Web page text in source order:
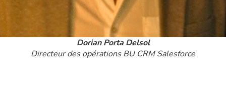
Dorian Porta Delsol
Directeur des opérations BU CRM Salesforce